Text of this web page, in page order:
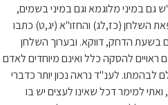
במיני מלוגמא וגם במיני בשמים,
השלחן (כז,לג) והחזו"א (יג,ט) כתבו
הדחק, דווקא. ובערוך השלחן
להסקה כלל ואינם מיוחדים לאדם
לענ"ד נראה נכון יותר כדברי
למימר דכל שאינו לעצים יש בו